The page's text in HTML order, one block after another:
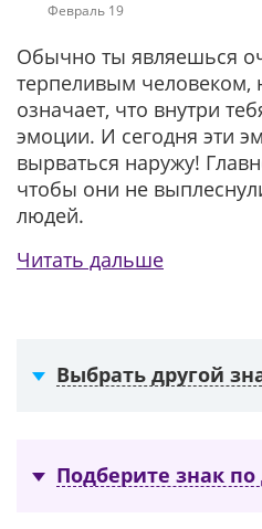
Февраль 19
Обычно ты являешься
терпеливым человеком,
означает, что внутри
эмоции. И сегодня эти
вырваться наружу!
чтобы они не
людей.
Читать дальше
Выбрать другой
Подберите знак по